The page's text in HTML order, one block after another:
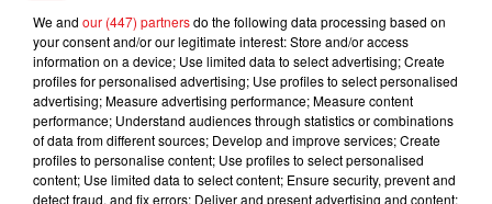
JESSIE J. FEAT. B.O.B
Price Tag
TIPHANIE DOUCET
Better Place
BLACK EYED PEAS
Where Is The Love?
We and our (447) partnersdo the following data processing based on
your consent and/or our legitimate interest: Store and/or access
information on a device; Use limited data to select advertising; Create
profiles for personalised advertising; Use profiles to select personalised
advertising; Measure advertising performance; Measure content
performance; Understand audiences through statistics or combinations
of data from different sources; Develop and improve services; Create
profiles to personalise content; Use profiles to select personalised
content; Use limited data to select content; Ensure security, prevent and
detect fraud, and fix errors; Deliver and present advertising and content;